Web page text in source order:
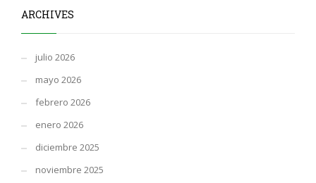
ARCHIVES
julio 2026
mayo 2026
febrero 2026
enero 2026
diciembre 2025
noviembre 2025